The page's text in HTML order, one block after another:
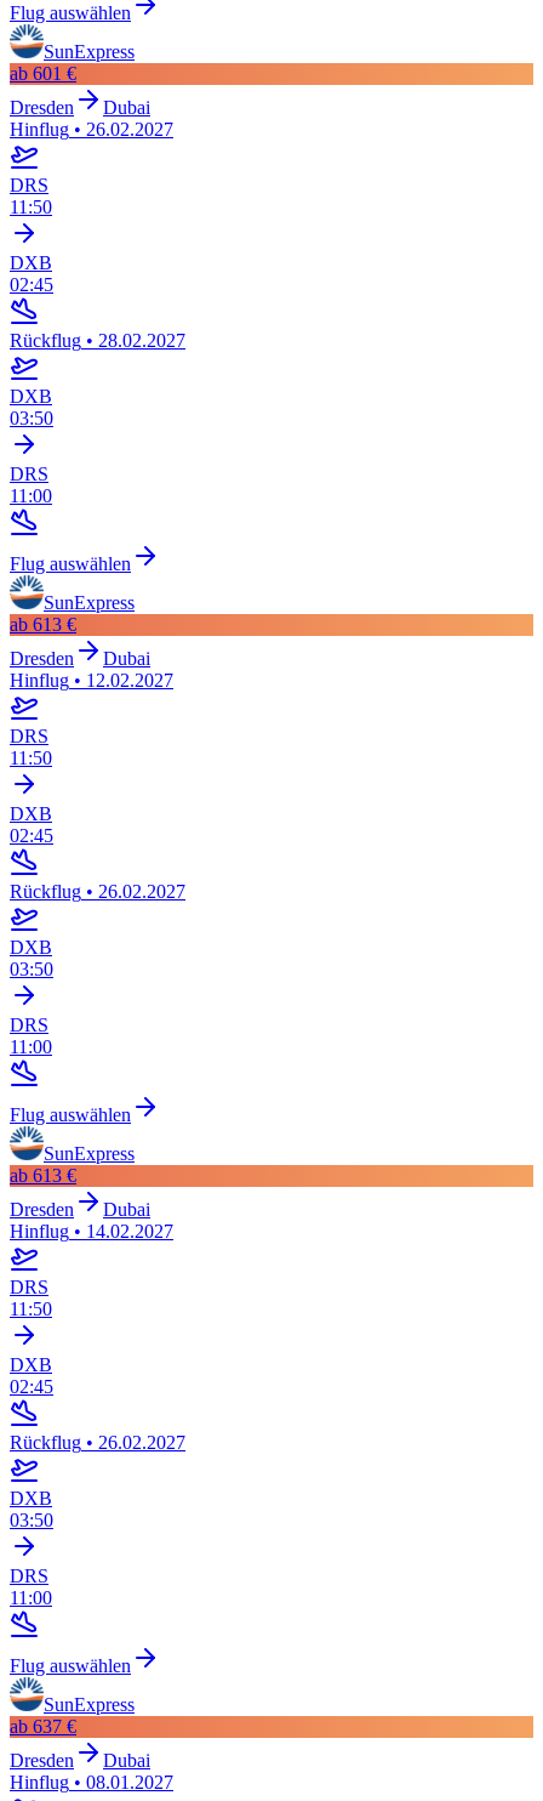
Flug auswählen
SunExpress
ab 601 €
Dresden
Dubai
Hinflug • 26.02.2027
DRS
11:50
DXB
02:45
Rückflug • 28.02.2027
DXB
03:50
DRS
11:00
Flug auswählen
SunExpress
ab 613 €
Dresden
Dubai
Hinflug • 12.02.2027
DRS
11:50
DXB
02:45
Rückflug • 26.02.2027
DXB
03:50
DRS
11:00
Flug auswählen
SunExpress
ab 613 €
Dresden
Dubai
Hinflug • 14.02.2027
DRS
11:50
DXB
02:45
Rückflug • 26.02.2027
DXB
03:50
DRS
11:00
Flug auswählen
SunExpress
ab 637 €
Dresden
Dubai
Hinflug • 08.01.2027